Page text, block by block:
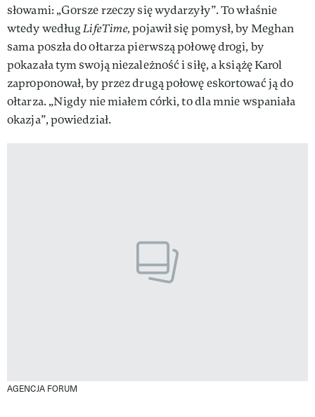
słowami: „Gorsze rzeczy się wydarzyły”. To właśnie
wtedy wedługLifeTime,pojawił się pomysł, by Meghan
sama poszła do ołtarza pierwszą połowę drogi, by
pokazała tym swoją niezależność i siłę, a książę Karol
zaproponował, by przez drugą połowę eskortować ją do
ołtarza. „Nigdy nie miałem córki, to dla mnie wspaniała
okazja”, powiedział.
AGENCJA FORUM